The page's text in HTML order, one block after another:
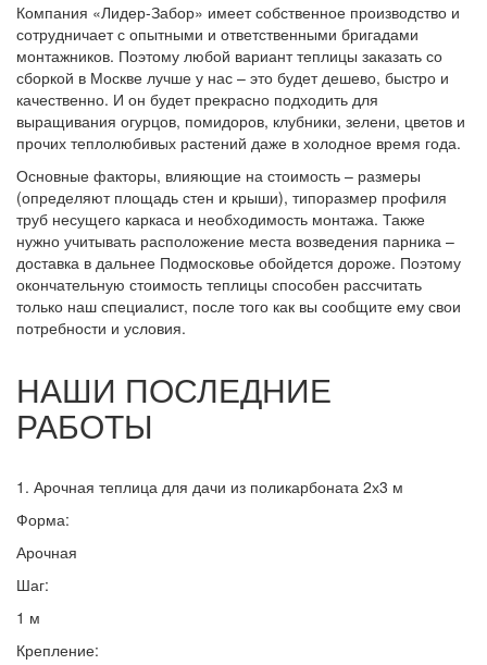
Компания «Лидер-Забор» имеет собственное производство и
сотрудничает с опытными и ответственными бригадами
монтажников. Поэтому любой вариант теплицы заказать со
сборкой в Москве лучше у нас – это будет дешево, быстро и
качественно. И он будет прекрасно подходить для
выращивания огурцов, помидоров, клубники, зелени, цветов и
прочих теплолюбивых растений даже в холодное время года.
Основные факторы, влияющие на стоимость – размеры
(определяют площадь стен и крыши), типоразмер профиля
труб несущего каркаса и необходимость монтажа. Также
нужно учитывать расположение места возведения парника –
доставка в дальнее Подмосковье обойдется дороже. Поэтому
окончательную стоимость теплицы способен рассчитать
только наш специалист, после того как вы сообщите ему свои
потребности и условия.
НАШИ ПОСЛЕДНИЕ
РАБОТЫ
1. Арочная теплица для дачи из поликарбоната 2х3 м
Форма:
Арочная
Шаг:
1 м
Крепление: